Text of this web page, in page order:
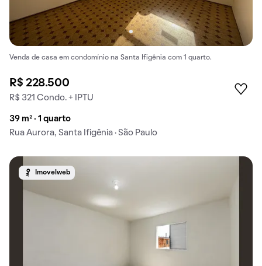
Venda de casa em condomínio na Santa Ifigênia com 1 quarto.
R$ 228.500
R$ 321 Condo. + IPTU
39 m² · 1 quarto
Rua Aurora, Santa Ifigênia · São Paulo
Imovelweb